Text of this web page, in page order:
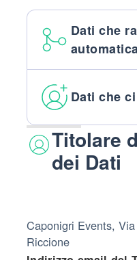
Dati che
Dati che
Titolare
dei Dati
Caponigri Events,
Riccione